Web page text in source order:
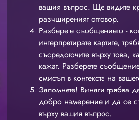
вашия въпрос. Ще видите
разчширеният отговор.
Разберете съобщението -
интерпретирате картите,
съсредоточите върху това,
кажат. Разберете
смисъл в контекста на
Запомнете! Винаги трябва
добро намерение и да се
върху вашия въпрос.